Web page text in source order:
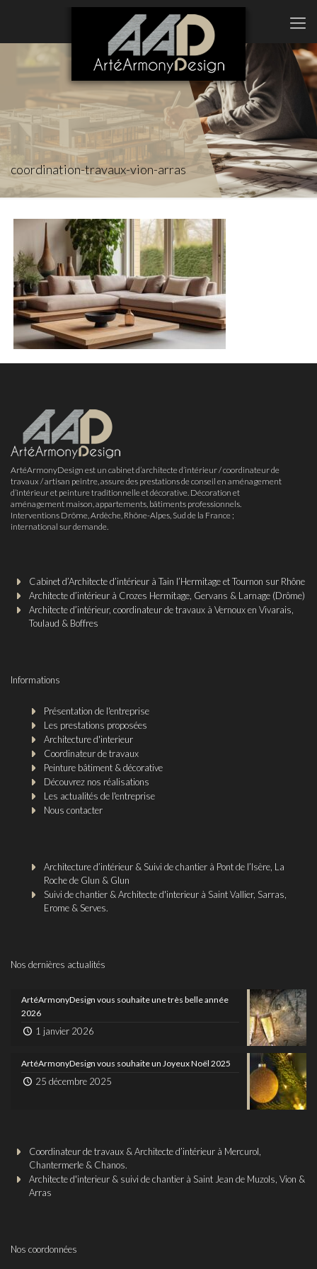
coordination-travaux-vion-arras
ArtéArmonyDesign est un cabinet d’architecte d’intérieur / coordinateur de
travaux / artisan peintre, assure des prestations de conseil en aménagement
d’intérieur et peinture traditionnelle et décorative. Décoration et
aménagement maison, appartements, bâtiments professionnels.
Interventions Drôme, Ardèche, Rhône-Alpes, Sud de la France ;
international sur demande.
Cabinet d’Architecte d’intérieur à Tain l’Hermitage et Tournon sur Rhône
Architecte d’intérieur à Crozes Hermitage, Gervans & Larnage (Drôme)
Architecte d’intérieur, coordinateur de travaux à Vernoux en Vivarais,
Toulaud & Boffres
Informations
Présentation de l'entreprise
Les prestations proposées
Architecture d'interieur
Coordinateur de travaux
Peinture bâtiment & décorative
Découvrez nos réalisations
Les actualités de l'entreprise
Nous contacter
Architecture d’intérieur & Suivi de chantier à Pont de l’Isère, La
Roche de Glun & Glun
Suivi de chantier & Architecte d'interieur à Saint Vallier, Sarras,
Erome & Serves.
Nos dernières actualités
ArtéArmonyDesign vous souhaite une très belle année
2026
1 janvier 2026
ArtéArmonyDesign vous souhaite un Joyeux Noël 2025
25 décembre 2025
Coordinateur de travaux & Architecte d’intérieur à Mercurol,
Chantermerle & Chanos.
Architecte d'interieur & suivi de chantier à Saint Jean de Muzols, Vion &
Arras
Nos coordonnées